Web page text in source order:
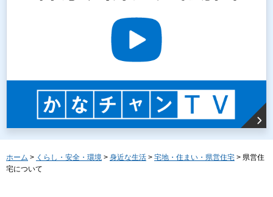
ホーム > くらし・安全・環境 > 身近な生活 > 宅地・住まい・県営住宅 > 県営住
宅について